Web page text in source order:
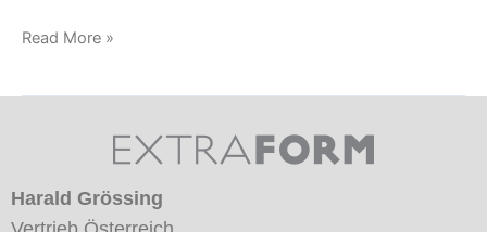
Read More »
Harald Grössing